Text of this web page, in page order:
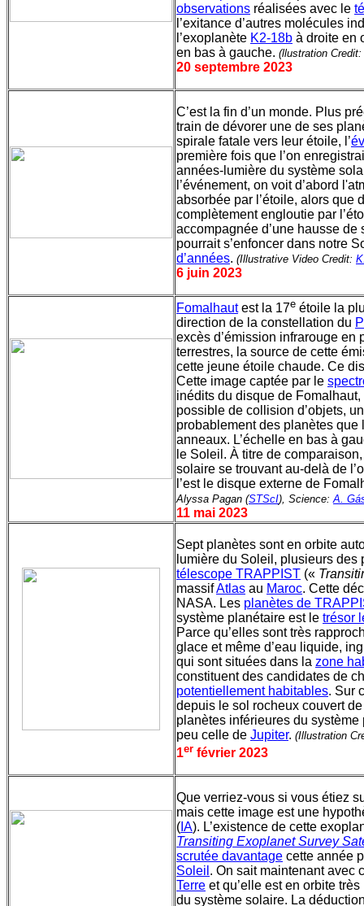
observations réalisées avec le
l’exitance d’autres molécules
l’exoplanète K2-18b à droite en
en bas à gauche. (llustration Credit:
20 septembre 2023
C’est la fin d’un monde. Plus
train de dévorer une de ses
spirale fatale vers leur étoile, l’
première fois que l’on
années-lumière du système
l’événement, on voit d’abord
absorbée par l’étoile, alors que
complètement engloutie par
accompagnée d’une hausse
pourrait s’enfoncer dans notre
d’années. (Illustrative Video Credit:
6 juin 2023
Fomalhautest la 17e étoile la
direction de la constellation du
excès d’émission infrarouge
terrestres, la source de cette
cette jeune étoile chaude. Ce
Cette image captée par le
inédits du disque de
possible de collision d’objets,
probablement des planètes que
anneaux. L’échelle en bas à
le Soleil. À titre de
solaire se trouvant au-delà de
l’est le disque externe de
Alyssa Pagan (STScI), Science:A.
11 mai 2023
Sept planètes sont en orbite
lumière du Soleil, plusieurs
télescope TRAPPIST («
massifAtlas au Maroc. Cette
NASA. Les planètes de
système planétaire est le trésor
Parce qu’elles sont très
glace et même d’eau liquide,
qui sont situées dans la zone
constituent des candidates de
potentiellement habitables. Sur
depuis le sol rocheux couvert
planètes inférieures du
peu celle de Jupiter. (Illustration
1er février 2023
Que verriez-vous si vous étiez
mais cette image est une
( IA). L’existence de cette
Transiting Exoplanet Survey
scrutée davantage cette année
Soleil . On sait maintenant avec
Terre et qu’elle est en orbite
du système solaire. La